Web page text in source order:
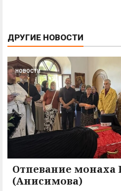
ДРУГИЕ НОВОСТИ
НОВОСТИ
Отпевание монаха
(Анисимова)